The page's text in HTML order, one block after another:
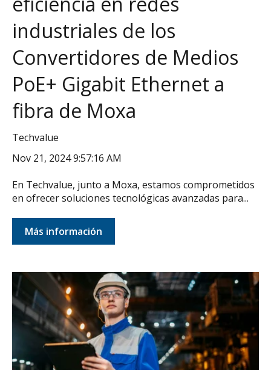
industriales de los
Convertidores de Medios
PoE+ Gigabit Ethernet a
fibra de Moxa
Techvalue
Nov 21, 2024 9:57:16 AM
En Techvalue, junto a Moxa, estamos comprometidos
en ofrecer soluciones tecnológicas avanzadas para...
Más información